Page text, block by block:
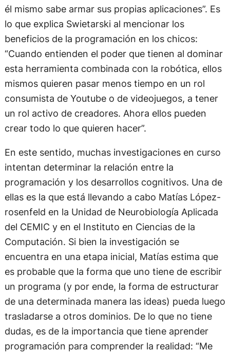
él mismo sabe armar sus propias aplicaciones”. Es
lo que explica Swietarski al mencionar los
beneficios de la programación en los chicos:
“Cuando entienden el poder que tienen al dominar
esta herramienta combinada con la robótica, ellos
mismos quieren pasar menos tiempo en un rol
consumista de Youtube o de videojuegos, a tener
un rol activo de creadores. Ahora ellos pueden
crear todo lo que quieren hacer”.
En este sentido, muchas investigaciones en curso
intentan determinar la relación entre la
programación y los desarrollos cognitivos. Una de
ellas es la que está llevando a cabo Matías López-
rosenfeld en la Unidad de Neurobiología Aplicada
del CEMIC y en el Instituto en Ciencias de la
Computación. Si bien la investigación se
encuentra en una etapa inicial, Matías estima que
es probable que la forma que uno tiene de escribir
un programa (y por ende, la forma de estructurar
de una determinada manera las ideas) pueda luego
trasladarse a otros dominios. De lo que no tiene
dudas, es de la importancia que tiene aprender
programación para comprender la realidad: “Me